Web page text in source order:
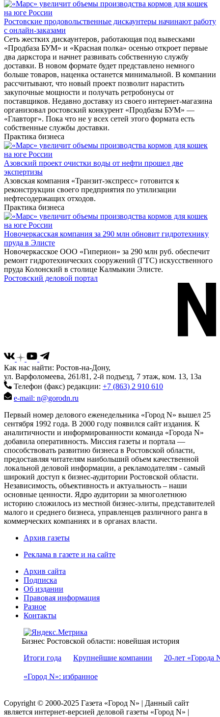
Ростовские продовольственные дискаунтеры начинают работу
с онлайн-заказами
Сеть жестких дискаунтеров, работающая под вывесками
«Продбаза БУМ» и «Красная полка» осенью откроет первые
два даркстора и начнет развивать собственную службу
доставки. В новом формате будет представлено немного
больше товаров, наценка останется минимальной. В компании
рассчитывают, что новый проект позволит нарастить
закупочные мощности и получать ретробонусы от
поставщиков. Недавно доставку из своего интернет-магазина
организовал ростовский конкурент «Продбазы БУМ» —
«Главторг». Пока что не у всех сетей этого формата есть
собственные службы доставки.
Практика бизнеса
Азовский проект очистки воды от нефти прошел две
экспертизы
Азовская компания «Транзит-экспресс» готовится к
реконструкции своего предприятия по утилизации
нефтесодержащих отходов.
Практика бизнеса
Новочеркасская компания за 290 млн обновит гидротехнику
пруда в Элисте
Новочеркасское ООО «Гиперион» за 290 млн руб. обеспечит
ремонт гидротехнических сооружений (ГТС) искусственного
пруда Колонский в столице Калмыкии Элисте.
Ростовский деловой портал
Как нас найти: Ростов-на-Дону,
ул. Варфоломеева, 261/81, 2-й подъезд, 7 этаж, ком. 13, 13а
Телефон (факс) редакции: +7 (863) 2 910 610
e-mail: n@gorodn.ru
Первый номер делового еженедельника «Город N» вышел 25
сентября 1992 года. В 2000 году появился сайт издания. К
аналитичности и информированности команда «Города N»
добавила оперативность. Миссия газеты и портала —
способствовать развитию бизнеса в Ростовской области,
предоставляя читателям наибольший объем качественной
локальной деловой информации, а рекламодателям - самый
широкий доступ к бизнес-аудитории Ростовской области.
Независимость, объективность и актуальность – наши
основные ценности. Ядро аудитории за многолетнюю
историю сложилось из местной бизнес-элиты, представителей
малого и среднего бизнеса, управленцев различного ранга в
коммерческих компаниях и в органах власти.
Архив газеты
Реклама в газете и на сайте
Архив сайта
Подписка
Об издании
Правовая информация
Разное
Контакты
Бизнес Ростовской области: новейшая история
Итоги года
Крупнейшие компании 20-лет «Города
«Город N»: избранное
Copyright © 2000-2025 Газета «Город N» | Данный сайт
является интернет-версией деловой газеты «Город N» |